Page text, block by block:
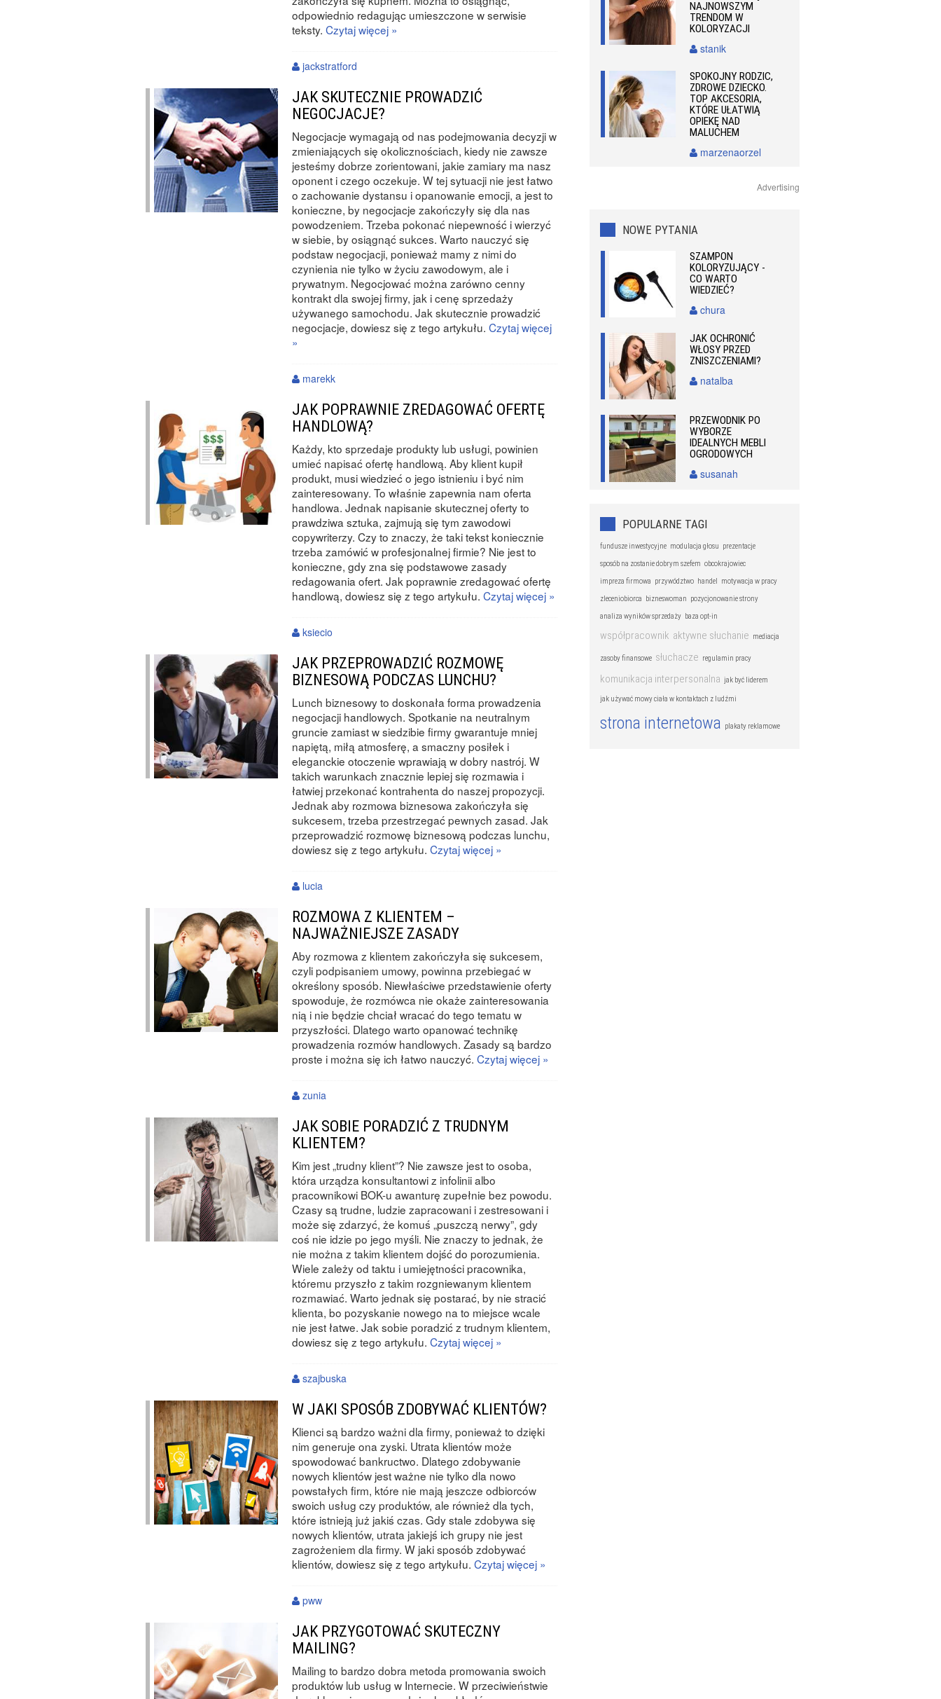
odpowiednio redagując umieszczone w serwisie
teksty.Czytaj więcej »
jackstratford
JAK SKUTECZNIE PROWADZIĆ
NEGOCJACJE?
Negocjacje wymagają od nas podejmowania decyzji w
zmieniających się okolicznościach, kiedy nie zawsze
jesteśmy dobrze zorientowani, jakie zamiary ma nasz
oponent i czego oczekuje. W tej sytuacji nie jest łatwo
o zachowanie dystansu i opanowanie emocji, a jest to
konieczne, by negocjacje zakończyły się dla nas
powodzeniem. Trzeba pokonać niepewność i wierzyć
w siebie, by osiągnąć sukces. Warto nauczyć się
podstaw negocjacji, ponieważ mamy z nimi do
czynienia nie tylko w życiu zawodowym, ale i
prywatnym. Negocjować można zarówno cenny
kontrakt dla swojej firmy, jak i cenę sprzedaży
używanego samochodu. Jak skutecznie prowadzić
negocjacje, dowiesz się z tego artykułu.Czytaj więcej
»
marekk
JAK POPRAWNIE ZREDAGOWAĆ OFERTĘ
HANDLOWĄ?
Każdy, kto sprzedaje produkty lub usługi, powinien
umieć napisać ofertę handlową. Aby klient kupił
produkt, musi wiedzieć o jego istnieniu i być nim
zainteresowany. To właśnie zapewnia nam oferta
handlowa. Jednak napisanie skutecznej oferty to
prawdziwa sztuka, zajmują się tym zawodowi
copywriterzy. Czy to znaczy, że taki tekst koniecznie
trzeba zamówić w profesjonalnej firmie? Nie jest to
konieczne, gdy zna się podstawowe zasady
redagowania ofert. Jak poprawnie zredagować ofertę
handlową, dowiesz się z tego artykułu.Czytaj więcej »
ksiecio
JAK PRZEPROWADZIĆ ROZMOWĘ
BIZNESOWĄ PODCZAS LUNCHU?
Lunch biznesowy to doskonała forma prowadzenia
negocjacji handlowych. Spotkanie na neutralnym
gruncie zamiast w siedzibie firmy gwarantuje mniej
napiętą, miłą atmosferę, a smaczny posiłek i
eleganckie otoczenie wprawiają w dobry nastrój. W
takich warunkach znacznie lepiej się rozmawia i
łatwiej przekonać kontrahenta do naszej propozycji.
Jednak aby rozmowa biznesowa zakończyła się
sukcesem, trzeba przestrzegać pewnych zasad. Jak
przeprowadzić rozmowę biznesową podczas lunchu,
dowiesz się z tego artykułu.Czytaj więcej »
lucia
ROZMOWA Z KLIENTEM –
NAJWAŻNIEJSZE ZASADY
Aby rozmowa z klientem zakończyła się sukcesem,
czyli podpisaniem umowy, powinna przebiegać w
określony sposób. Niewłaściwe przedstawienie oferty
spowoduje, że rozmówca nie okaże zainteresowania
nią i nie będzie chciał wracać do tego tematu w
przyszłości. Dlatego warto opanować technikę
prowadzenia rozmów handlowych. Zasady są bardzo
proste i można się ich łatwo nauczyć.Czytaj więcej »
zunia
JAK SOBIE PORADZIĆ Z TRUDNYM
KLIENTEM?
Kim jest „trudny klient”? Nie zawsze jest to osoba,
która urządza konsultantowi z infolinii albo
pracownikowi BOK-u awanturę zupełnie bez powodu.
Czasy są trudne, ludzie zapracowani i zestresowani i
może się zdarzyć, że komuś „puszczą nerwy”, gdy
coś nie idzie po jego myśli. Nie znaczy to jednak, że
nie można z takim klientem dojść do porozumienia.
Wiele zależy od taktu i umiejętności pracownika,
któremu przyszło z takim rozgniewanym klientem
rozmawiać. Warto jednak się postarać, by nie stracić
klienta, bo pozyskanie nowego na to miejsce wcale
nie jest łatwe. Jak sobie poradzić z trudnym klientem,
dowiesz się z tego artykułu.Czytaj więcej »
szajbuska
W JAKI SPOSÓB ZDOBYWAĆ KLIENTÓW?
Klienci są bardzo ważni dla firmy, ponieważ to dzięki
nim generuje ona zyski. Utrata klientów może
spowodować bankructwo. Dlatego zdobywanie
nowych klientów jest ważne nie tylko dla nowo
powstałych firm, które nie mają jeszcze odbiorców
swoich usług czy produktów, ale również dla tych,
które istnieją już jakiś czas. Gdy stale zdobywa się
nowych klientów, utrata jakiejś ich grupy nie jest
zagrożeniem dla firmy. W jaki sposób zdobywać
klientów, dowiesz się z tego artykułu.Czytaj więcej »
pww
JAK PRZYGOTOWAĆ SKUTECZNY
MAILING?
Mailing to bardzo dobra metoda promowania swoich
produktów lub usług w Internecie. W przeciwieństwie
NAJNOWSZYM
TRENDOM W
KOLORYZACJI
stanik
SPOKOJNY RODZIC,
ZDROWE DZIECKO.
TOP AKCESORIA,
KTÓRE UŁATWIĄ
OPIEKĘ NAD
MALUCHEM
marzenaorzel
Advertising
NOWE PYTANIA
SZAMPON
KOLORYZUJĄCY -
CO WARTO
WIEDZIEĆ?
chura
JAK OCHRONIĆ
WŁOSY PRZED
ZNISZCZENIAMI?
natalba
PRZEWODNIK PO
WYBORZE
IDEALNYCH MEBLI
OGRODOWYCH
susanah
POPULARNE TAGI
fundusze inwestycyjne modulacja głosu prezentacje
sposób na zostanie dobrym szefem obcokrajowiec
impreza firmowa przywództwo handel motywacja w pracy
zleceniobiorca bizneswoman pozycjonowanie strony
analiza wyników sprzedaży baza opt-in
współpracownik aktywne słuchanie mediacja
zasoby finansowe słuchacze regulamin pracy
komunikacja interpersonalna jak być liderem
jak używać mowy ciała w kontaktach z ludźmi
strona internetowa plakaty reklamowe